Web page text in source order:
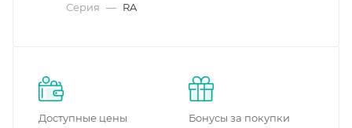
Серия — RA
Доступные цены
Бонусы за покупки